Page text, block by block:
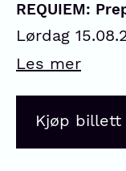
REQUIEM:
Lørdag
Les mer
Kjøp billett